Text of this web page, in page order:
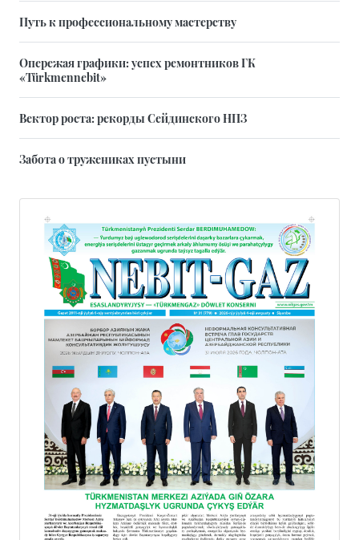
Путь к профессиональному мастерству
Опережая графики: успех ремонтников ГК
«Türkmennebit»
Вектор роста: рекорды Сейдинского НПЗ
Забота о тружениках пустыни